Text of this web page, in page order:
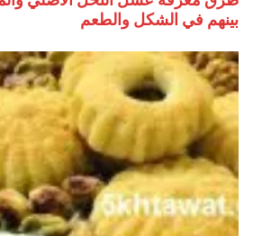
بينهم في الشكل والطعم